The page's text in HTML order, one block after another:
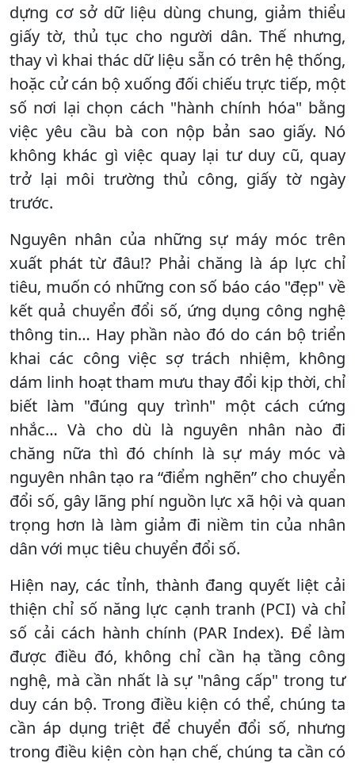
dựng cơ sở dữ liệu dùng chung, giảm thiểu
giấy tờ, thủ tục cho người dân. Thế nhưng,
thay vì khai thác dữ liệu sẵn có trên hệ thống,
hoặc cử cán bộ xuống đối chiếu trực tiếp, một
số nơi lại chọn cách "hành chính hóa" bằng
việc yêu cầu bà con nộp bản sao giấy. Nó
không khác gì việc quay lại tư duy cũ, quay
trở lại môi trường thủ công, giấy tờ ngày
trước.
Nguyên nhân của những sự máy móc trên
xuất phát từ đâu!? Phải chăng là áp lực chỉ
tiêu, muốn có những con số báo cáo "đẹp" về
kết quả chuyển đổi số, ứng dụng công nghệ
thông tin… Hay phần nào đó do cán bộ triển
khai các công việc sợ trách nhiệm, không
dám linh hoạt tham mưu thay đổi kịp thời, chỉ
biết làm "đúng quy trình" một cách cứng
nhắc… Và cho dù là nguyên nhân nào đi
chăng nữa thì đó chính là sự máy móc và
nguyên nhân tạo ra “điểm nghẽn” cho chuyển
đổi số, gây lãng phí nguồn lực xã hội và quan
trọng hơn là làm giảm đi niềm tin của nhân
dân với mục tiêu chuyển đổi số.
Hiện nay, các tỉnh, thành đang quyết liệt cải
thiện chỉ số năng lực cạnh tranh (PCI) và chỉ
số cải cách hành chính (PAR Index). Để làm
được điều đó, không chỉ cần hạ tầng công
nghệ, mà cần nhất là sự "nâng cấp" trong tư
duy cán bộ. Trong điều kiện có thể, chúng ta
cần áp dụng triệt để chuyển đổi số, nhưng
trong điều kiện còn hạn chế, chúng ta cần có